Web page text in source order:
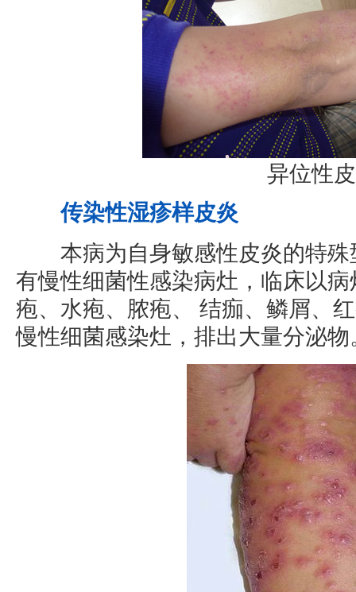
异位性皮
传染性湿疹样皮炎
本病为自身敏感性皮炎的特殊
有慢性细菌性感染病灶，临床以
疱、水疱、脓疱、 结痂、鳞屑、
慢性细菌感染灶，排出大量分泌物